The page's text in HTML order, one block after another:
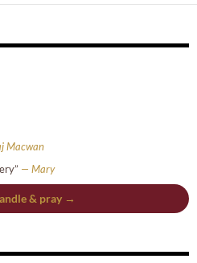
Macwan
— Mary
& pray →